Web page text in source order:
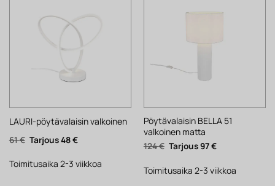
LAURI-pöytävalaisin valkoinen
61€ Alkuperäinen
hinta
61 €.
48€Nykyinen
48 €.
Toimitusaika 2-3 viikkoa
Pöytävalaisin BELLA 51
valkoinen matta
124€ Alkuperäinen
hinta
124 €.
97€Nykyinen
97 €.
Toimitusaika 2-3 viikkoa